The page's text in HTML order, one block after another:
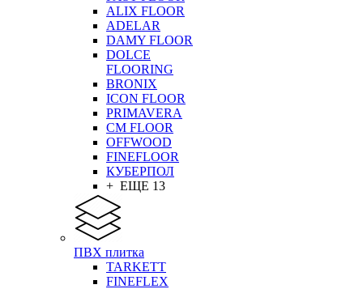
ALIX FLOOR
ADELAR
DAMY FLOOR
DOLCE
FLOORING
BRONIX
ICON FLOOR
PRIMAVERA
CM FLOOR
OFFWOOD
FINEFLOOR
КУБЕРПОЛ
+ ЕЩЕ 13
ПВХ плитка
TARKETT
FINEFLEX